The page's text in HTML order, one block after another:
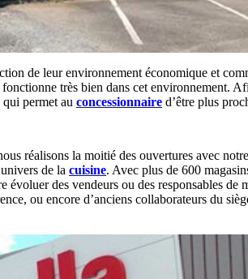
de leur environnement économique et
très bien dans cet environnement.
qui permet au concessionnaire d’être plus
réalisons la moitié des ouvertures avec
de la cuisine. Avec plus de 600
des vendeurs ou des responsables
ou encore d’anciens collaborateurs du